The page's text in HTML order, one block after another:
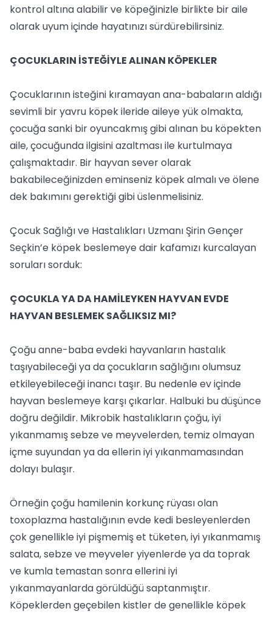
kontrol altına alabilir ve köpeğinizle birlikte bir aile
olarak uyum içinde hayatınızı sürdürebilirsiniz.
ÇOCUKLARIN İSTEĞİYLE ALINAN KÖPEKLER
Çocuklarının isteğini kıramayan ana-babaların aldığı
sevimli bir yavru köpek ileride aileye yük olmakta,
çocuğa sanki bir oyuncakmış gibi alınan bu köpekten
aile, çocuğunda ilgisini azaltması ile kurtulmaya
çalışmaktadır. Bir hayvan sever olarak
bakabileceğinizden eminseniz köpek almalı ve ölene
dek bakımını gerektiği gibi üslenmelisiniz.
Çocuk Sağlığı ve Hastalıkları Uzmanı Şirin Gençer
Seçkin’e köpek beslemeye dair kafamızı kurcalayan
soruları sorduk:
ÇOCUKLA YA DA HAMİLEYKEN HAYVAN EVDE
HAYVAN BESLEMEK SAĞLIKSIZ MI?
Çoğu anne-baba evdeki hayvanların hastalık
taşıyabileceği ya da çocukların sağlığını olumsuz
etkileyebileceği inancı taşır. Bu nedenle ev içinde
hayvan beslemeye karşı çıkarlar. Halbuki bu düşünce
doğru değildir. Mikrobik hastalıkların çoğu, iyi
yıkanmamış sebze ve meyvelerden, temiz olmayan
içme suyundan ya da ellerin iyi yıkanmamasından
dolayı bulaşır.
Örneğin çoğu hamilenin korkunç rüyası olan
toxoplazma hastalığının evde kedi besleyenlerden
çok genellikle iyi pişmemiş et tüketen, iyi yıkanmamış
salata, sebze ve meyveler yiyenlerde ya da toprak
ve kumla temastan sonra ellerini iyi
yıkanmayanlarda görüldüğü saptanmıştır.
Köpeklerden geçebilen kistler de genellikle köpek